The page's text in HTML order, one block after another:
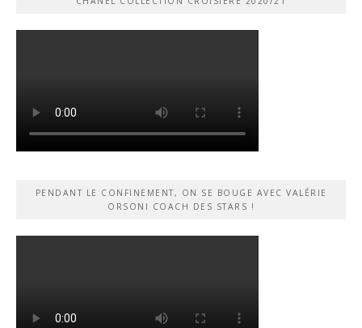
PENDANT LE CONFINEMENT, ON SE BOUGE AVEC VALÉRIE
ORSONI COACH DES STARS !